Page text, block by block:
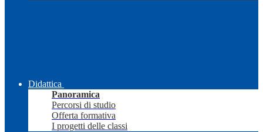
Didattica
Panoramica
Percorsi di studio
Offerta formativa
I progetti delle classi